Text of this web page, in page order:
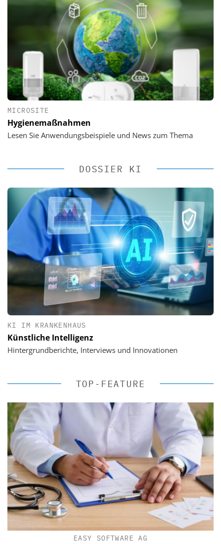
MICROSITE
Hygienemaßnahmen
Lesen Sie Anwendungsbeispiele und News zum Thema
DOSSIER KI
KI IM KRANKENHAUS
Künstliche Intelligenz
Hintergrundberichte, Interviews und Innovationen
TOP-FEATURE
EASY SOFTWARE AG